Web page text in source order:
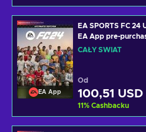
EA App
EA SPORTS FC
EA App pre-
CAŁY ŚWIAT
Od
100,51 USD
11% Cashbacku